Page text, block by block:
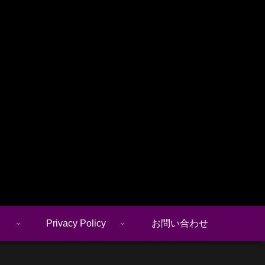
Privacy Policy お問い合わせ